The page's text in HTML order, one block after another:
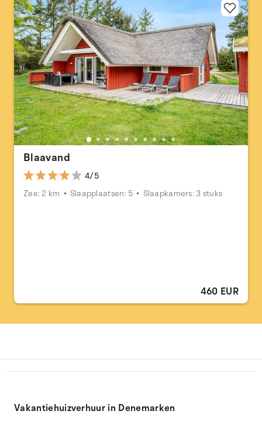
Blaavand
4/5
Zee: 2 km
Slaapplaatsen: 5 Slaapkamers: 3 stuks
460 EUR
Vakantiehuizverhuur in Denemarken